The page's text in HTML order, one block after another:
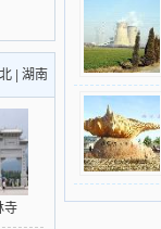
湖南
寺